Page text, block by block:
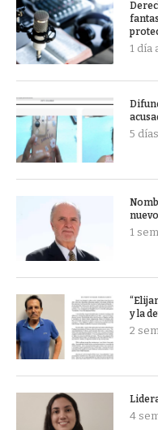
1 día
5
1
y la
2
4